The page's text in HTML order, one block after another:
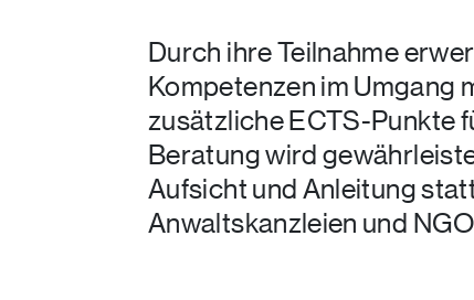
Durch ihre Teilnahme
Kompetenzen im Umgang
zusätzliche ECTS-Punkte
Beratung wird
Aufsicht und Anleitung
Anwaltskanzleien und